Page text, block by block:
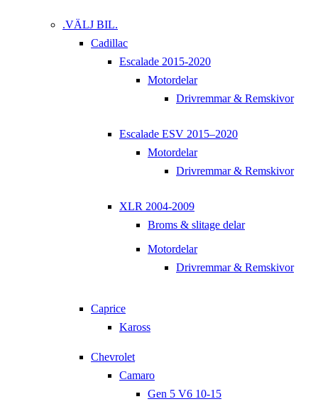
.VÄLJ BIL.
Cadillac
Escalade 2015-2020
Motordelar
Drivremmar & Remskivor
Escalade ESV 2015–2020
Motordelar
Drivremmar & Remskivor
XLR 2004-2009
Broms & slitage delar
Motordelar
Drivremmar & Remskivor
Caprice
Kaross
Chevrolet
Camaro
Gen 5 V6 10-15